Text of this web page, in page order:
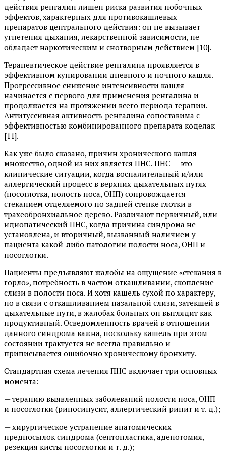
действия ренгалин лишен риска развития побочных
эффектов, характерных для противокашлевых
препаратов центрального действия: он не вызывает
угнетения дыхания, лекарственной зависимости, не
обладает наркотическим и снотворным действием [10].
Терапевтическое действие ренгалина проявляется в
эффективном купировании дневного и ночного кашля.
Прогрессивное снижение интенсивности кашля
начинается с первого для применения ренгалина и
продолжается на протяжении всего периода терапии.
Антитуссивная активность ренгалина сопоставима с
эффективностью комбинированного препарата коделак
[11].
Как уже было сказано, причин хронического кашля
множество, одной из них является ПНС. ПНС — это
клинические ситуации, когда воспалительный и/или
аллергический процесс в верхних дыхательных путях
(носоглотка, полость носа, ОНП) сопровождается
стеканием отделяемого по задней стенке глотки в
трахеобронхиальное дерево. Различают первичный, или
идиопатический ПНС, когда причина синдрома не
установлена, и вторичный, вызванный наличием у
пациента какой-либо патологии полости носа, ОНП и
носоглотки.
Пациенты предъявляют жалобы на ощущение «стекания в
горло», потребность в частом откашливании, скопление
слизи в полости носа. И хотя кашель сухой по характеру,
но в связи с откашливанием назальной слизи, затекшей в
дыхательные пути, в жалобах больных он выглядит как
продуктивный. Осведомленность врачей в отношении
данного синдрома важна, поскольку кашель при этом
состоянии трактуется не всегда правильно и
приписывается ошибочно хроническому бронхиту.
Стандартная схема лечения ПНС включает три основных
момента:
— терапию выявленных заболеваний полости носа, ОНП
и носоглотки (риносинусит, аллергический ринит и т. д.);
— хирургическое устранение анатомических
предпосылок синдрома (септопластика, аденотомия,
резекция кисты носоглотки и т. д.);